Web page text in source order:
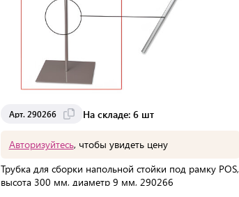
Арт. 290266 На складе: 6 шт
Авторизуйтесь, чтобы увидеть цену
Трубка для сборки напольной стойки под рамку POS,
высота 300 мм, диаметр 9 мм, 290266